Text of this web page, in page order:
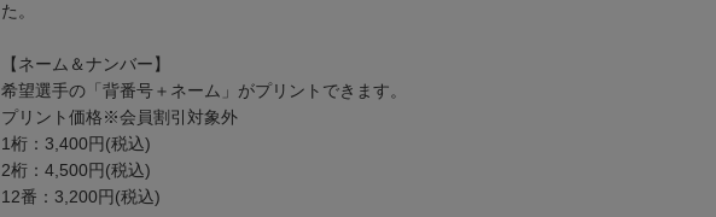
た。
【ネーム＆ナンバー】
希望選手の「背番号＋ネーム」がプリントできます。
プリント価格※会員割引対象外
1桁：3,400円(税込)
2桁：4,500円(税込)
12番：3,200円(税込)